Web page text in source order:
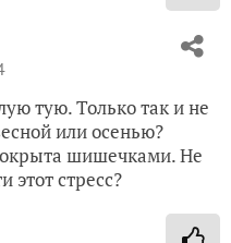
тую. Только так и не
или осенью?
шишечками. Не
этот стресс?